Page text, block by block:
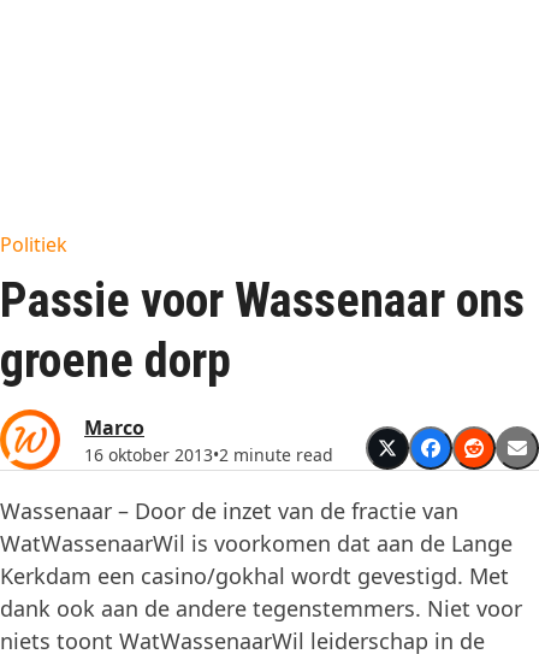
Politiek
Passie voor Wassenaar ons
groene dorp
Marco
16 oktober 2013•2 minute read
Wassenaar – Door de inzet van de fractie van
WatWassenaarWil is voorkomen dat aan de Lange
Kerkdam een casino/gokhal wordt gevestigd. Met
dank ook aan de andere tegenstemmers. Niet voor
niets toont WatWassenaarWil leiderschap in de